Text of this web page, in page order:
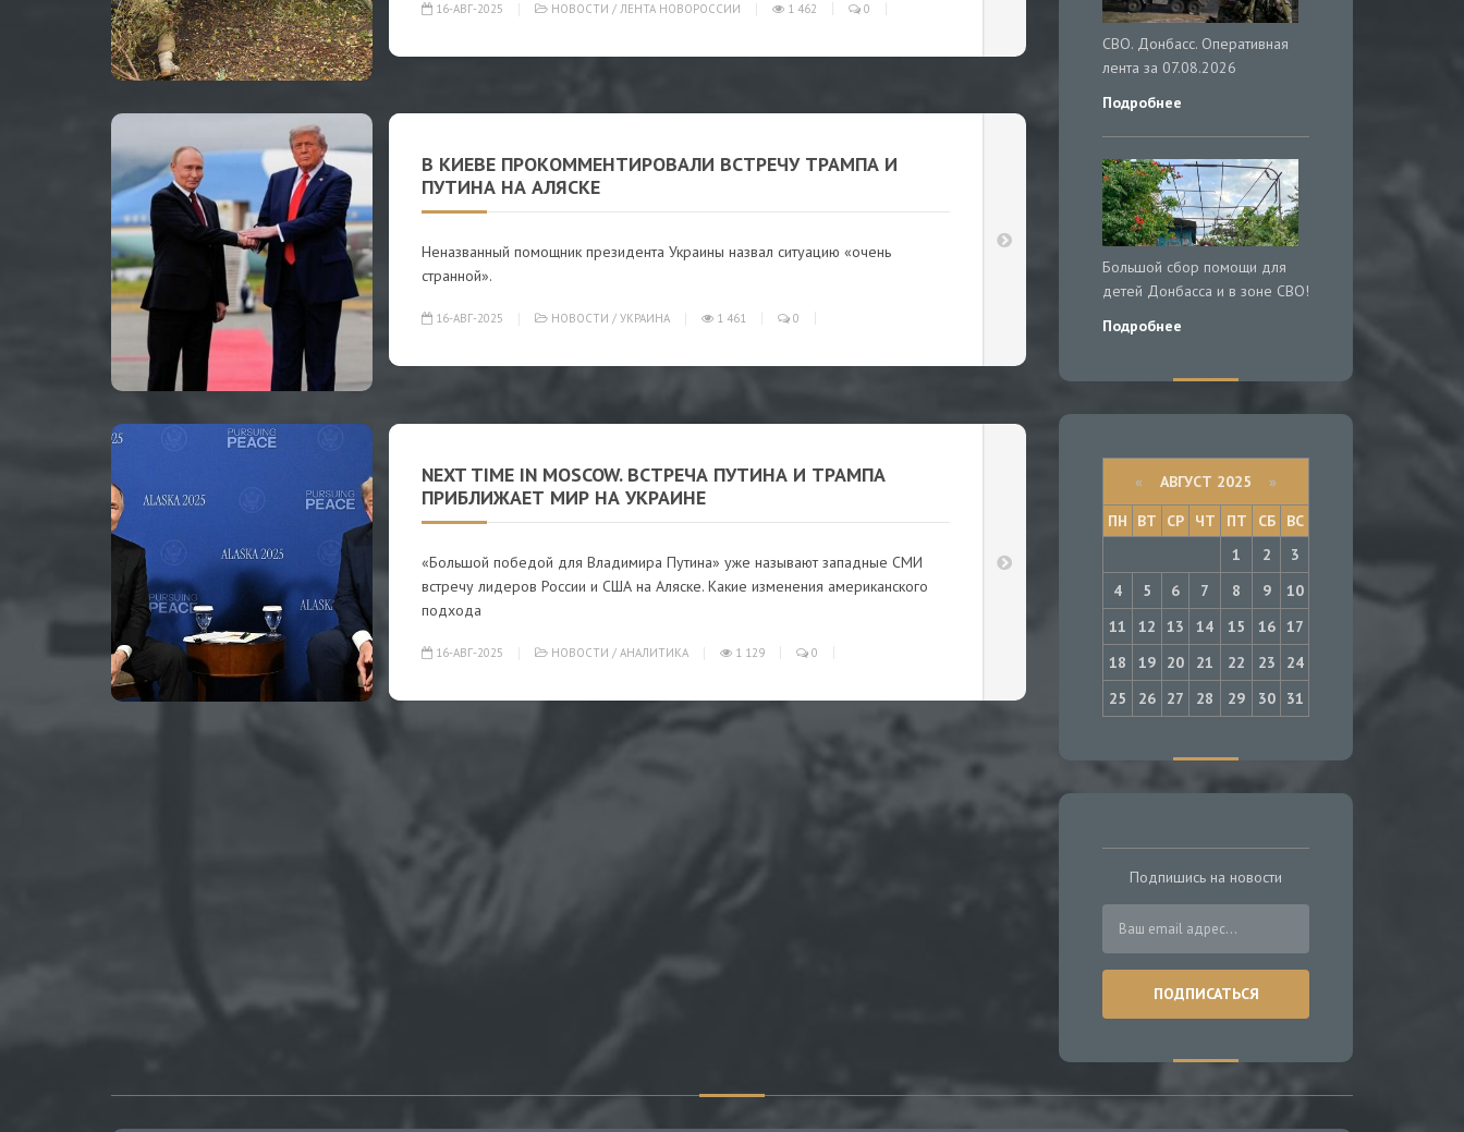
16-АВГ-2025 НОВОСТИ / ЛЕНТА НОВОРОССИИ 1 462 0
В КИЕВЕ ПРОКОММЕНТИРОВАЛИ ВСТРЕЧУ ТРАМПА И
ПУТИНА НА АЛЯСКЕ
Неназванный помощник президента Украины назвал ситуацию «очень
странной».
16-АВГ-2025 НОВОСТИ / УКРАИНА 1 461 0
NEXT TIME IN MOSCOW. ВСТРЕЧА ПУТИНА И ТРАМПА
ПРИБЛИЖАЕТ МИР НА УКРАИНЕ
«Большой победой для Владимира Путина» уже называют западные СМИ
встречу лидеров России и США на Аляске. Какие изменения американского
подхода
16-АВГ-2025 НОВОСТИ / АНАЛИТИКА 1 129 0
СВО. Донбасс. Оперативная
лента за 07.08.2026
Подробнее
Большой сбор помощи для
детей Донбасса и в зоне СВО!
Подробнее
« АВГУСТ 2025 »
ПН
ВТ СР ЧТ ПТ СБ
ВС
1
2
3
4
5 6 7 8 9
10
11
12 13 14 15 16 17
18
19 20 21 22 23
24
25
26 27 28 29 30 31
Подпишись на новости